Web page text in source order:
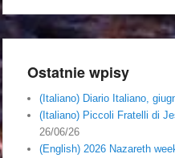
Ostatnie wpisy
(Italiano) Diario Italiano,
(Italiano) Piccoli Fratelli di
26/06/26
(English) 2026 Nazareth